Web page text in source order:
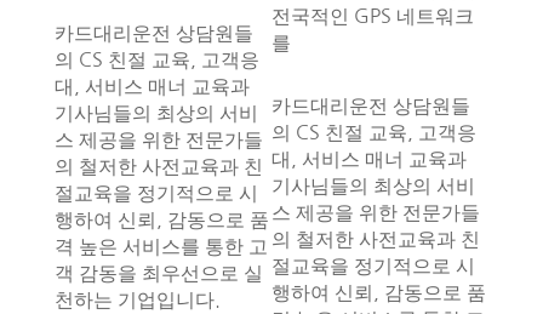
카드대리운전 상담원들
의 CS 친절 교육, 고객응
대, 서비스 매너 교육과
기사님들의 최상의 서비
스 제공을 위한 전문가들
의 철저한 사전교육과 친
절교육을 정기적으로 시
행하여 신뢰, 감동으로 품
격 높은 서비스를 통한 고
객 감동을 최우선으로 실
천하는 기업입니다.
전국적인 GPS 네트워크
를
카드대리운전 상담원들
의 CS 친절 교육, 고객응
대, 서비스 매너 교육과
기사님들의 최상의 서비
스 제공을 위한 전문가들
의 철저한 사전교육과 친
절교육을 정기적으로 시
행하여 신뢰, 감동으로 품